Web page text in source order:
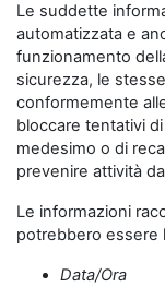
Le suddette
automatizzata e
funzionamento
sicurezza, le
conformemente
bloccare tentativi
medesimo o di
prevenire attività
Le informazioni
potrebbero essere
Data/Ora